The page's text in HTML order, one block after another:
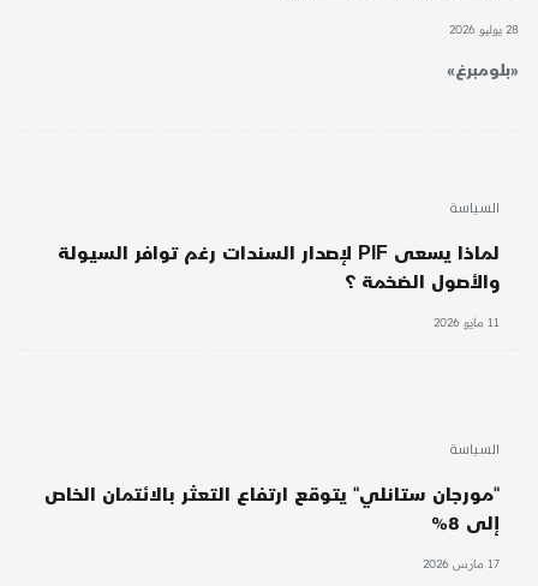
«بلومبرغ»
28 يوليو 2026
السياسة
لماذا يسعى PIF لإصدار السندات رغم توافر السيولة
والأصول الضخمة ؟
11 مايو 2026
السياسة
"مورجان ستانلي" يتوقع ارتفاع التعثر بالائتمان الخاص
إلى 8%
17 مارس 2026